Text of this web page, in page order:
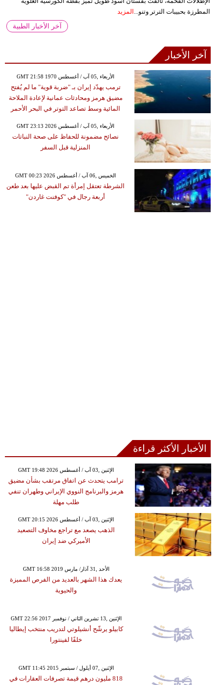
المطرزة بحبيبات الترتر وتنو... المزيد
آخر الأخبار الطبية
آخر الأخبار
GMT 21:58 1970 الأربعاء ,05 آب / أغسطس
ترمب يهدّد إيران بـ "ضربة قوية" ما لم يُفتح
مضيق هرمز ومحادثات عمانية لإعادة الملاحة
المائية وسط تصاعد التوتر في البحر الأحمر
GMT 23:13 2026 الأربعاء ,05 آب / أغسطس
نصائح مضمونة للحفاظ على صحة النباتات
المنزلية قبل السفر
GMT 00:23 2026 الخميس ,06 آب / أغسطس
الشرطة تعتقل إمرأة تم القبض عليها بعد طعن
أربعة رجال في "كوفنت غاردن"
الأخبار الأكثر قراءة
GMT 19:48 2026 الإثنين ,03 آب / أغسطس
ترامب يتحدث عن اتفاق مرتقب بشأن مضيق
هرمز والبرنامج النووي الإيراني وطهران تنفي
طلب مهلة
GMT 20:15 2026 الإثنين ,03 آب / أغسطس
الذهب يصعد مع تراجع مخاوف التصعيد
الأميركي ضد إيران
GMT 16:58 2019 الأحد ,31 آذار/ مارس
يعدك هذا الشهر بالعديد من الفرص المميزة
والحيوية
GMT 22:56 2017 الإثنين ,13 تشرين الثاني / نوفمبر
كابيلو يرشّح أنشيلوتي لتدريب منتخب إيطاليا
خلفًا لفينتورا
GMT 11:45 2015 الإثنين ,07 أيلول / سبتمبر
818 مليون درهم قيمة تصرفات العقارات في